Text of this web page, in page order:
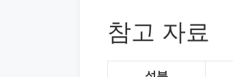
참고 자료